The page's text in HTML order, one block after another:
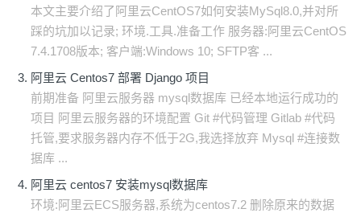
本文主要介绍了阿里云CentOS7如何安装MySql8.0,并对所
踩的坑加以记录; 环境.工具.准备工作 服务器:阿里云CentOS
7.4.1708版本; 客户端:Windows 10; SFTP客 ...
阿里云 Centos7 部署 Django 项目
前期准备 阿里云服务器 mysql数据库 已经本地运行成功的
项目 阿里云服务器的环境配置 Git #代码管理 Gitlab #代码
托管,要求服务器内存不低于2G,我选择放弃 Mysql #连接数
据库 ...
阿里云 centos7 安装mysql数据库
环境:阿里云ECS服务器,系统为centos7.2 删除原来的数据